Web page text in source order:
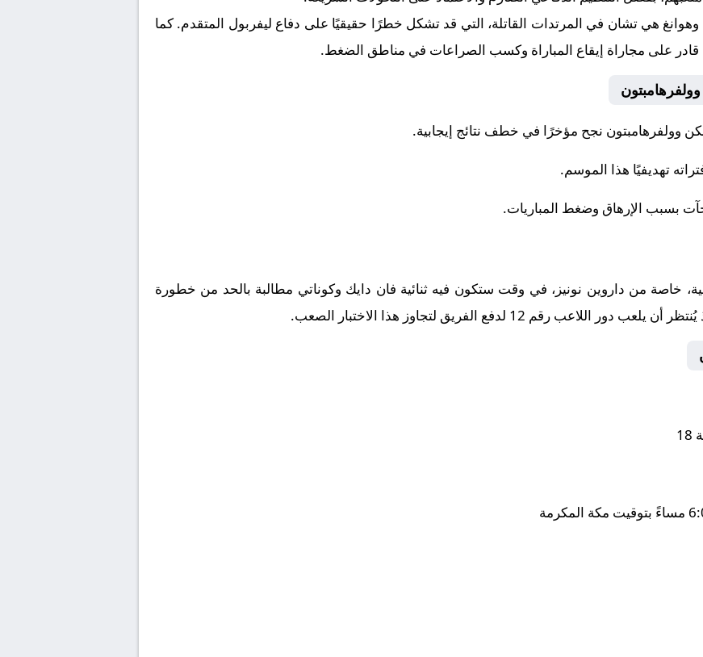
هي تشان في المرتدات القاتلة، التي قد تشكل خطرًا حقيقيًا على دفاع ليفربول المتقدم. كما
على مجاراة إيقاع المباراة وكسب الصراعات في مناطق الضغط.
وولفرهامبتون نجح مؤخرًا في خطف نتائج إيجابية.
تهديفيًا هذا الموسم.
بسبب الإرهاق وضغط المباريات.
خاصة من داروين نونيز، في وقت ستكون فيه ثنائية فان دايك وكوناتي مطالبة بالحد من خطورة
رقم 12 لدفع الفريق لتجاوز هذا الاختبار الصعب.